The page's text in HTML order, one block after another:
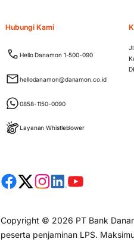
Hubungi Kami
Hello Danamon 1-500-090
hellodanamon@danamon.co.id
0858-1150-0090
Layanan Whistleblower
Copyright © 2026 PT Bank
peserta penjaminan LPS.